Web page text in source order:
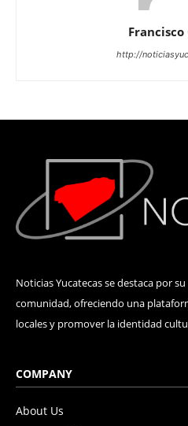
Francisco
http://
Noticias Yucatecas se destaca por
comunidad, ofreciendo una
locales y promover la identidad
COMPANY
About Us